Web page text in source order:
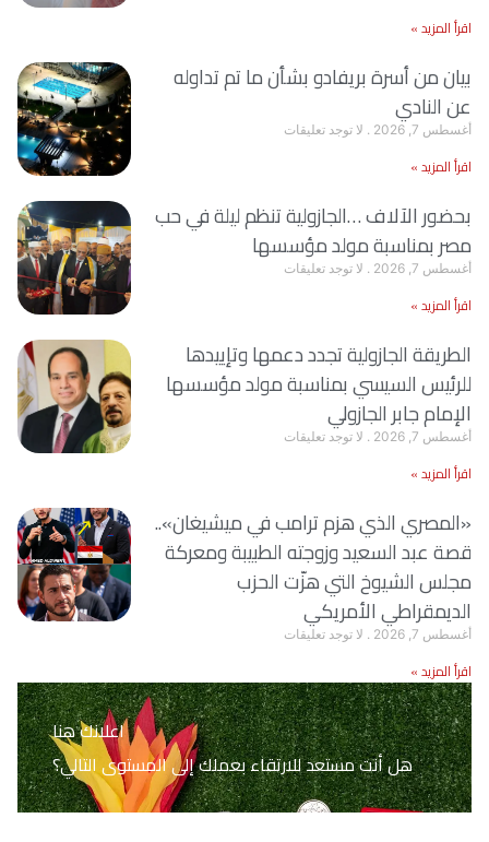
اقرأ المزيد »
بيان من أسرة بريفادو بشأن ما تم تداوله
عن النادي
أغسطس 7, 2026 لا توجد تعليقات
اقرأ المزيد »
بحضور الآلاف …الجازولية تنظم ليلة في حب
مصر بمناسبة مولد مؤسسها
أغسطس 7, 2026 لا توجد تعليقات
اقرأ المزيد »
الطريقة الجازولية تجدد دعمها وتإييدها
للرئيس السيسي بمناسبة مولد مؤسسها
الإمام جابر الجازولي
أغسطس 7, 2026 لا توجد تعليقات
اقرأ المزيد »
«المصري الذي هزم ترامب في ميشيغان»..
قصة عبد السعيد وزوجته الطبيبة ومعركة
مجلس الشيوخ التي هزّت الحزب
الديمقراطي الأمريكي
أغسطس 7, 2026 لا توجد تعليقات
اقرأ المزيد »
اعلانك هنا
هل أنت مستعد للارتقاء بعملك إلى المستوى التالي؟